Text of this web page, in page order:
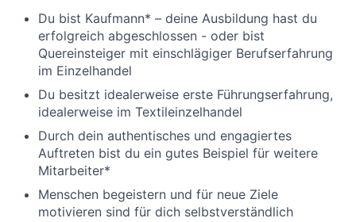
Du bist Kaufmann* – deine Ausbildung hast du
erfolgreich abgeschlossen - oder bist
Quereinsteiger mit einschlägiger Berufserfahrung
im Einzelhandel
Du besitzt idealerweise erste Führungserfahrung,
idealerweise im Textileinzelhandel
Durch dein authentisches und engagiertes
Auftreten bist du ein gutes Beispiel für weitere
Mitarbeiter*
Menschen begeistern und für neue Ziele
motivieren sind für dich selbstverständlich